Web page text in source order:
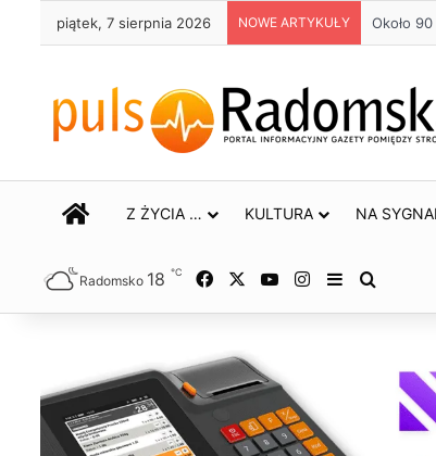
piątek, 7 sierpnia 2026 NOWE ARTYKUŁY Około
STRONA GŁÓWNA
Z ŻYCIA … KULTURA NA
Radomsko 18 ℃ Facebook YouTubeInstagram
Sidebar